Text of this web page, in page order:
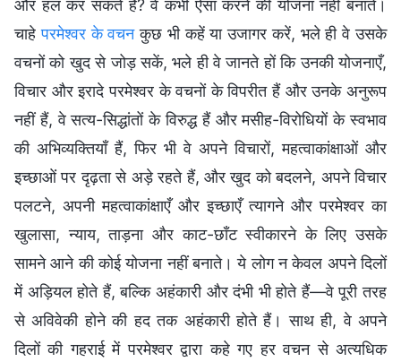
और हल कर सकते हैं? वे कभी ऐसा करने की योजना नहीं बनाते।
चाहेपरमेश्वर के वचनकुछ भी कहें या उजागर करें, भले ही वे उसके
वचनों को खुद से जोड़ सकें, भले ही वे जानते हों कि उनकी योजनाएँ,
विचार और इरादे परमेश्वर के वचनों के विपरीत हैं और उनके अनुरूप
नहीं हैं, वे सत्य-सिद्धांतों के विरुद्ध हैं और मसीह-विरोधियों के स्वभाव
की अभिव्यक्तियाँ हैं, फिर भी वे अपने विचारों, महत्वाकांक्षाओं और
इच्छाओं पर दृढ़ता से अड़े रहते हैं, और खुद को बदलने, अपने विचार
पलटने, अपनी महत्वाकांक्षाएँ और इच्छाएँ त्यागने और परमेश्वर का
खुलासा, न्याय, ताड़ना और काट-छाँट स्वीकारने के लिए उसके
सामने आने की कोई योजना नहीं बनाते। ये लोग न केवल अपने दिलों
में अड़ियल होते हैं, बल्कि अहंकारी और दंभी भी होते हैं—वे पूरी तरह
से अविवेकी होने की हद तक अहंकारी होते हैं। साथ ही, वे अपने
दिलों की गहराई में परमेश्वर द्वारा कहे गए हर वचन से अत्यधिक